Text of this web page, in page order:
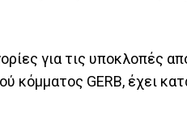
για τις υποκλοπές
κόμματος GERB, έχει